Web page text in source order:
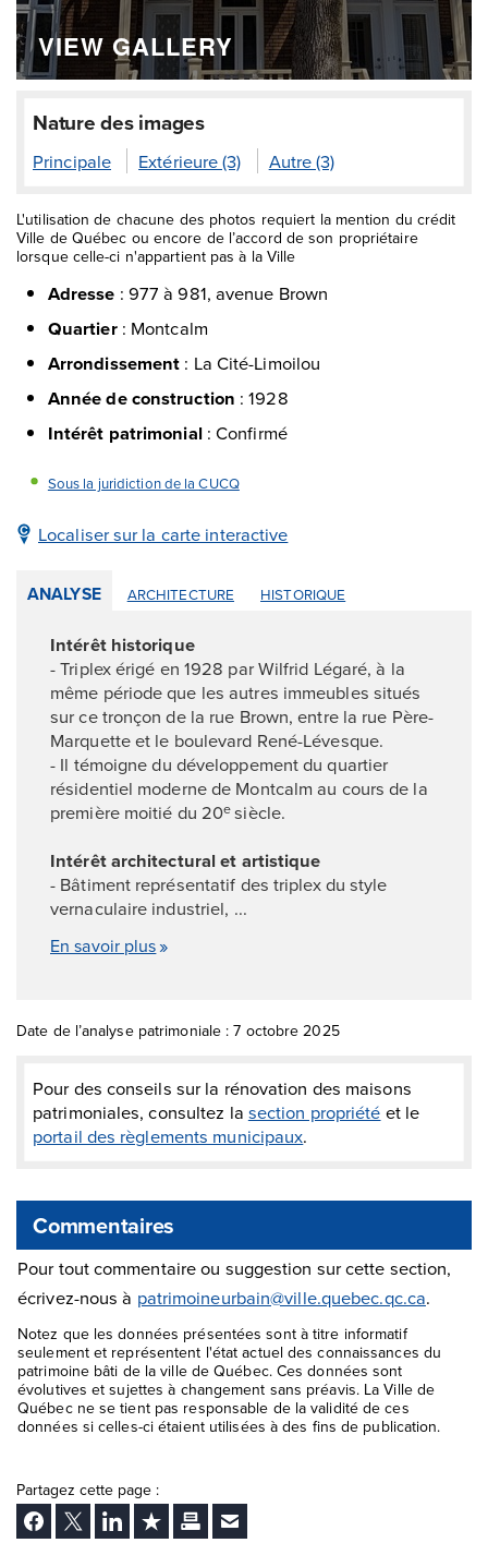
VIEW GALLERY
Nature des images
Principale Extérieure (3) Autre (3)
L'utilisation de chacune des photos requiert la mention du crédit
Ville de Québec ou encore de l’accord de son propriétaire
lorsque celle-ci n'appartient pas à la Ville
Adresse : 977 à 981, avenue Brown
Quartier: Montcalm
Arrondissement : La Cité-Limoilou
Année de construction :1928
Intérêt patrimonial:Confirmé
Sous la juridiction de la CUCQ
Localiser sur la carte interactive
ANALYSE ARCHITECTURE HISTORIQUE
Intérêt historique
- Triplex érigé en 1928 par Wilfrid Légaré, à la
même période que les autres immeubles situés
sur ce tronçon de la rue Brown, entre la rue Père-
Marquette et le boulevard René-Lévesque.
- Il témoigne du développement du quartier
résidentiel moderne de Montcalm au cours de la
première moitié du 20esiècle.
Intérêt architectural et artistique
- Bâtiment représentatif des triplex du style
vernaculaire industriel, ...
En savoir plus
Date de l’analyse patrimoniale : 7 octobre 2025
Pour des conseils sur la rénovation des maisons
patrimoniales, consultez la section propriété et le
portail des règlements municipaux.
Commentaires
Pour tout commentaire ou suggestion sur cette section,
écrivez-nous à patrimoineurbain@ville.quebec.qc.ca.
Notez que les données présentées sont à titre informatif
seulement et représentent l'état actuel des connaissances du
patrimoine bâti de la ville de Québec. Ces données sont
évolutives et sujettes à changement sans préavis. La Ville de
Québec ne se tient pas responsable de la validité de ces
données si celles-ci étaient utilisées à des fins de publication.
Partagez cette page :
Facebook
Twitter LinkedInAjouter aux favoris
ImprimerEnvoyer Ã un ami